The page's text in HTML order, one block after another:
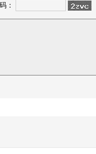
：